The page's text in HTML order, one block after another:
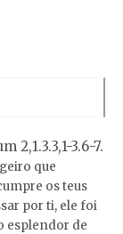
2,1.3.3,1-3.6-7.
que
os teus
por ti, ele foi
esplendor de